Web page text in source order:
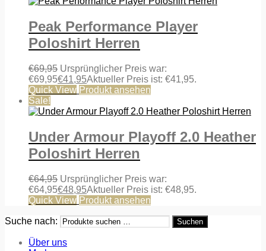
Peak Performance Player
Poloshirt Herren
€69,95 Ursprünglicher Preis war:
€69,95€41,95Aktueller Preis ist: €41,95.
Quick View Produkt ansehen
Sale!
Under Armour Playoff 2.0 Heather
Poloshirt Herren
€64,95 Ursprünglicher Preis war:
€64,95€48,95Aktueller Preis ist: €48,95.
Quick View Produkt ansehen
Suche nach: Suchen
Über uns